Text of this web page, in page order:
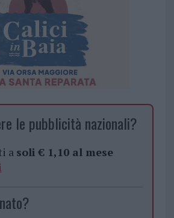
le pubblicità nazionali?
a soli € 1,10 al mese